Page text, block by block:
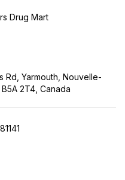
Drug Mart
Rd, Yarmouth, Nouvelle-
2T4, Canada